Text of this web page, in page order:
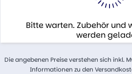
Bitte warten. Zubehör und
werden
Die angebenen Preise verstehen sich inkl.
Informationen zu den